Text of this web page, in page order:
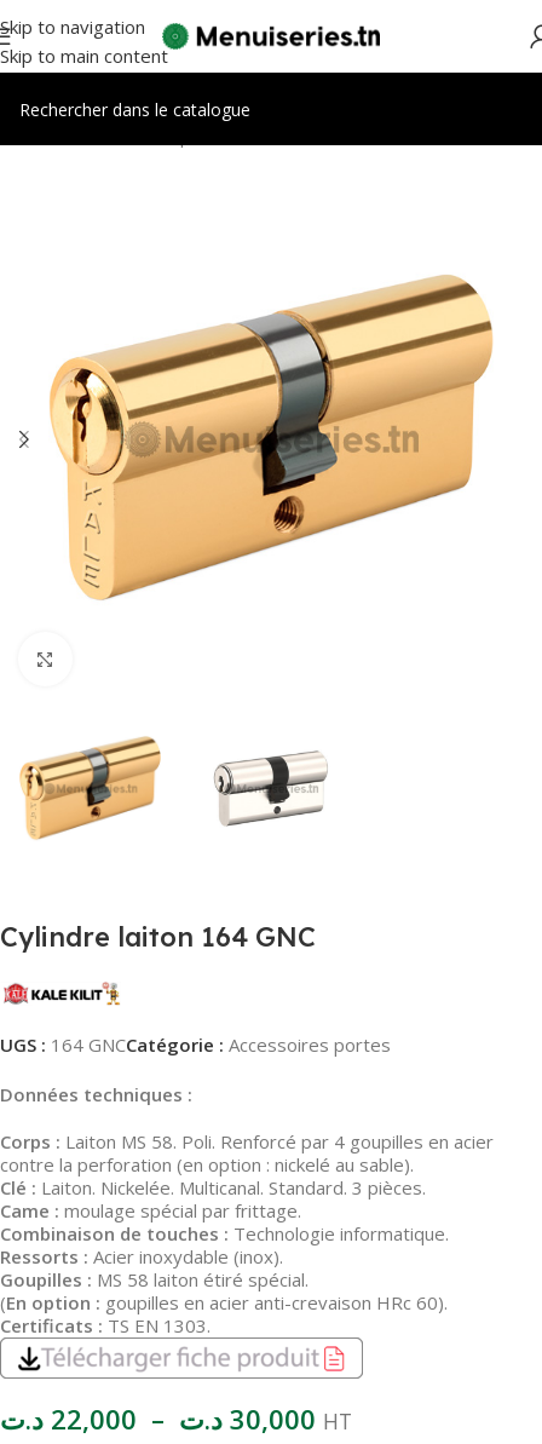
Skip to navigation
Skip to main content
Cylindre laiton 164 GNC
UGS : 164 GNCCatégorie : Accessoires portes
Données techniques :
Corps : Laiton MS 58. Poli. Renforcé par 4 goupilles en acier
contre la perforation (en option : nickelé au sable).
Clé : Laiton. Nickelée. Multicanal. Standard. 3 pièces.
Came : moulage spécial par frittage.
Combinaison de touches : Technologie informatique.
Ressorts : Acier inoxydable (inox).
Goupilles : MS 58 laiton étiré spécial.
(En option : goupilles en acier anti-crevaison HRc 60).
Certificats : TS EN 1303.
22,000 د.ت – 30,000 د.ت HT